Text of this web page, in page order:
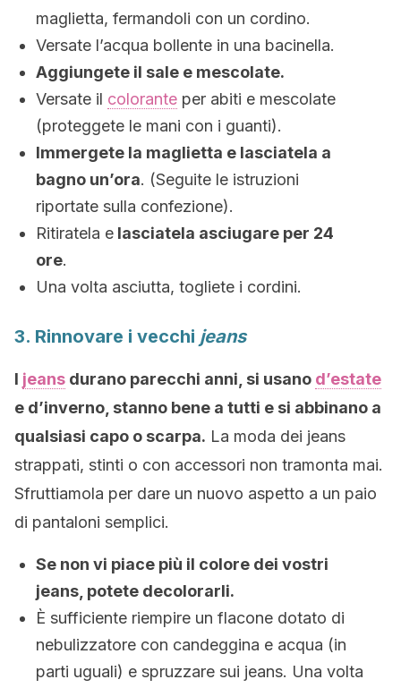
maglietta, fermandoli con un cordino.
Versate l’acqua bollente in una bacinella.
Aggiungete il sale e mescolate.
Versate il colorante per abiti e mescolate
(proteggete le mani con i guanti).
Immergete la maglietta e lasciatela a
bagno un’ora. (Seguite le istruzioni
riportate sulla confezione).
Ritiratela e lasciatela asciugare per 24
ore.
Una volta asciutta, togliete i cordini.
3. Rinnovare i vecchi jeans
I jeans durano parecchi anni, si usano d’estate
e d’inverno, stanno bene a tutti e si abbinano a
qualsiasi capo o scarpa. La moda dei jeans
strappati, stinti o con accessori non tramonta mai.
Sfruttiamola per dare un nuovo aspetto a un paio
di pantaloni semplici.
Se non vi piace più il colore dei vostri
jeans, potete decolorarli.
È sufficiente riempire un flacone dotato di
nebulizzatore con candeggina e acqua (in
parti uguali) e spruzzare sui jeans. Una volta